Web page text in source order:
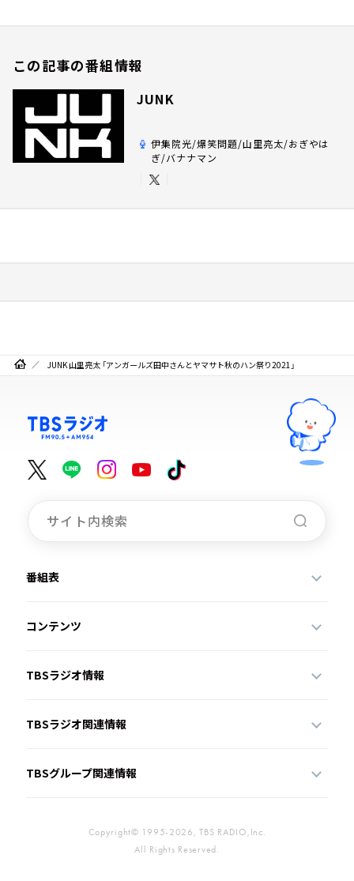
この記事の番組情報
JUNK
伊集院光/爆笑問題/山里亮太/おぎやは
ぎ/バナナマン
JUNK 山里亮太 「アンガールズ田中さんとヤマサト秋のハン祭り2021」
番組表
コンテンツ
TBSラジオ情報
TBSラジオ関連情報
TBSグループ関連情報
Copyright© 1995-2026, TBS RADIO,Inc.
All Rights Reserved.